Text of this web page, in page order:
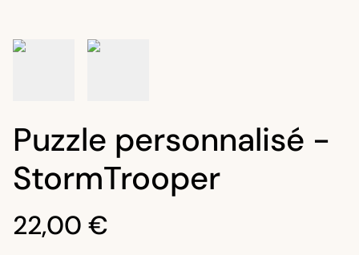
Puzzle personnalisé -
StormTrooper
22,00 €